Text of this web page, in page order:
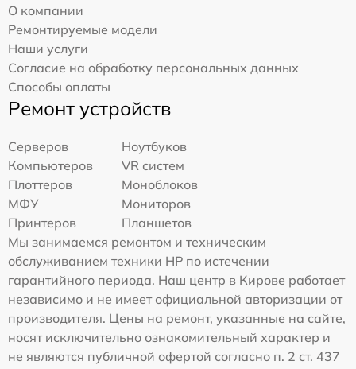
О компании
Ремонтируемые модели
Наши услуги
Согласие на обработку персональных данных
Способы оплаты
Ремонт устройств
Серверов
Ноутбуков
Компьютеров
VR систем
Плоттеров
Моноблоков
МФУ
Мониторов
Принтеров
Планшетов
Мы занимаемся ремонтом и техническим
обслуживанием техники HP по истечении
гарантийного периода. Наш центр в Кирове работает
независимо и не имеет официальной авторизации от
производителя. Цены на ремонт, указанные на сайте,
носят исключительно ознакомительный характер и
не являются публичной офертой согласно п. 2 ст. 437